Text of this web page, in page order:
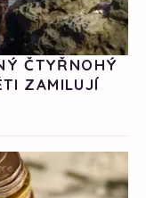
ČTYŘNOHÝ
ZAMILUJÍ